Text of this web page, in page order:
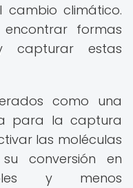
cambio climático.
formas
capturar estas
como una
para la captura
las moléculas
conversión en
y menos